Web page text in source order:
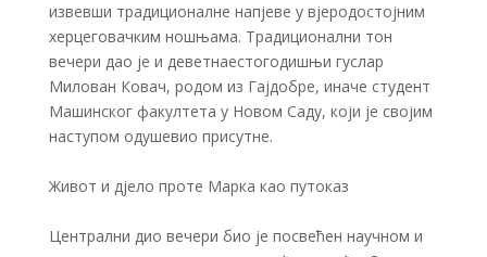
извевши традиционалне напјеве у вјеродостојним
херцеговачким ношњама. Традиционални тон
вечери дао је и деветнаестогодишњи гуслар
Милован Ковач, родом из Гајдобре, иначе студент
Машинског факултета у Новом Саду, који је својим
наступом одушевио присутне.
​Живот и дјело проте Марка као путоказ
​Централни дио вечери био је посвећен научном и